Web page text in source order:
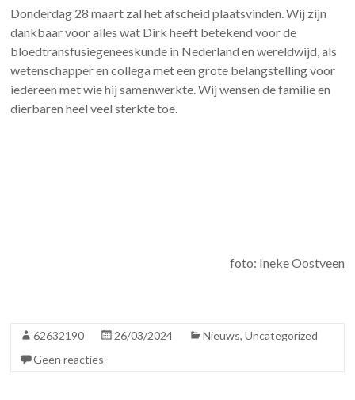
Donderdag 28 maart zal het afscheid plaatsvinden. Wij zijn
dankbaar voor alles wat Dirk heeft betekend voor de
bloedtransfusiegeneeskunde in Nederland en wereldwijd, als
wetenschapper en collega met een grote belangstelling voor
iedereen met wie hij samenwerkte. Wij wensen de familie en
dierbaren heel veel sterkte toe.
foto: Ineke Oostveen
62632190 26/03/2024 Nieuws,Uncategorized
Geen reacties